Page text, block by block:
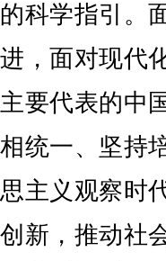
的科学指引。
进，面对现代
主要代表的中
相统一、坚持
思主义观察时
创新，推动社